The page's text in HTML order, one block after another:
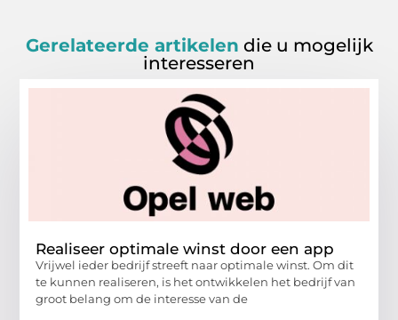
Gerelateerde artikelen die u mogelijk
interesseren
Realiseer optimale winst door een app
Vrijwel ieder bedrijf streeft naar optimale winst. Om dit
te kunnen realiseren, is het ontwikkelen het bedrijf van
groot belang om de interesse van de